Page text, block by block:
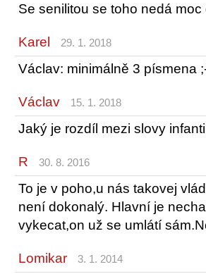
Se senilitou se toho nedá moc
Karel 29. 1. 2018
Václav: minimálně 3 písmena
Václav 15. 1. 2018
Jaký je rozdíl mezi slovy
R 30. 8. 2016
To je v poho,u nás takovej
není dokonalý. Hlavní je
vykecat,on už se umlátí
Lomikar 3. 1. 2014